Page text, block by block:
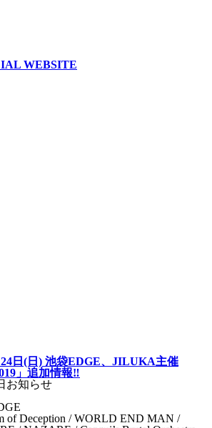
日(日) 池袋EDGE、JILUKA主催
」追加情報‼
お知らせ
of Deception / WORLD END MAN /